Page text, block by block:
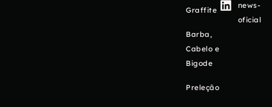
Graffite
Barba,
Cabelo e
Bigode
Preleção
news-
oficial